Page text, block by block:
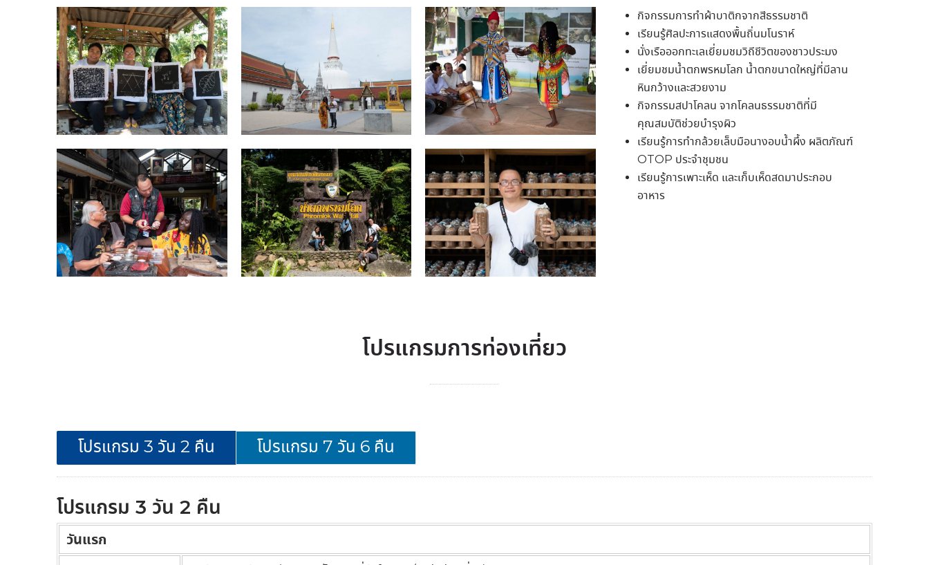
กิจกรรมการทำผ้าบาติกจากสีธรรมชาติ
เรียนรู้ศิลปะการแสดงพื้นถิ่นมโนราห์
นั่งเรือออกทะเลเยี่ยมชมวิถีชีวิตของชาวประมง
เยี่ยมชมน้ำตกพรหมโลก น้ำตกขนาดใหญ่ที่มีลาน
หินกว้างและสวยงาม
กิจกรรมสปาโคลน จากโคลนธรรมชาติที่มี
คุณสมบัติช่วยบำรุงผิว
เรียนรู้การทำกล้วยเล็บมือนางอบน้ำผึ้ง ผลิตภัณฑ์
OTOP ประจำชุมชน
เรียนรู้การเพาะเห็ด และเก็บเห็ดสดมาประกอบ
อาหาร
โปรแกรมการท่องเที่ยว
โปรแกรม 3 วัน 2 คืน โปรแกรม 7 วัน 6 คืน
โปรแกรม 3 วัน 2 คืน
วันแรก